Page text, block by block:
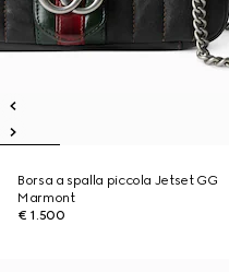
Borsa a spalla piccola Jetset GG
Marmont
€ 1.500